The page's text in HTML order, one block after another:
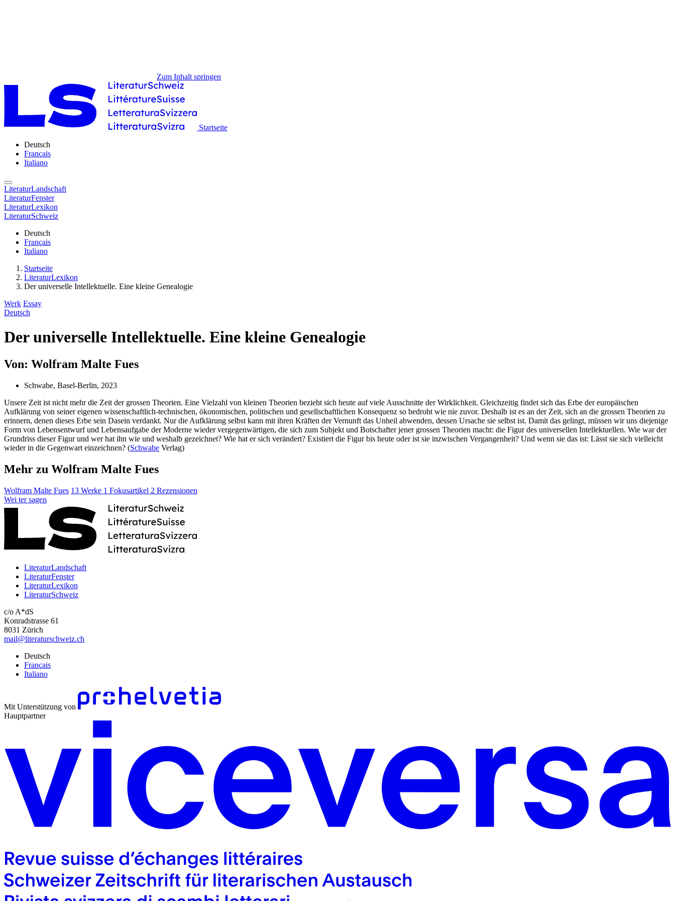
Zum Inhalt springen
Startseite
Deutsch
Français
Italiano
LiteraturLandschaft
LiteraturFenster
LiteraturLexikon
LiteraturSchweiz
Deutsch
Français
Italiano
Startseite
LiteraturLexikon
Der universelle Intellektuelle. Eine kleine Genealogie
Werk Essay
Deutsch
Der universelle Intellektuelle. Eine kleine Genealogie
Von: Wolfram Malte Fues
Schwabe, Basel-Berlin, 2023
Unsere Zeit ist nicht mehr die Zeit der grossen Theorien. Eine Vielzahl von kleinen Theorien bezieht sich heute auf viele Ausschnitte der Wirklichkeit. Gleichzeitig findet sich das Erbe der europäischen
Aufklärung von seiner eigenen wissenschaftlich-technischen, ökonomischen, politischen und gesellschaftlichen Konsequenz so bedroht wie nie zuvor. Deshalb ist es an der Zeit, sich an die grossen Theorien zu
erinnern, denen dieses Erbe sein Dasein verdankt. Nur die Aufklärung selbst kann mit ihren Kräften der Vernunft das Unheil abwenden, dessen Ursache sie selbst ist. Damit das gelingt, müssen wir uns diejenige
Form von Lebensentwurf und Lebensaufgabe der Moderne wieder vergegenwärtigen, die sich zum Subjekt und Botschafter jener grossen Theorien macht: die Figur des universellen Intellektuellen. Wie war der
Grundriss dieser Figur und wer hat ihn wie und weshalb gezeichnet? Wie hat er sich verändert? Existiert die Figur bis heute oder ist sie inzwischen Vergangenheit? Und wenn sie das ist: Lässt sie sich vielleicht
wieder in die Gegenwart einzeichnen? (Schwabe Verlag)
Mehr zu Wolfram Malte Fues
Wolfram Malte Fues 13 Werke 1 Fokusartikel 2 Rezensionen
Wei ter sagen
LiteraturLandschaft
LiteraturFenster
LiteraturLexikon
LiteraturSchweiz
c/o A*dS
Konradstrasse 61
8031 Zürich
mail@literaturschweiz.ch
Deutsch
Français
Italiano
Mit Unterstützung von
Hauptpartner